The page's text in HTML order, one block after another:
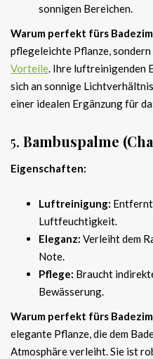
sonnigen Bereichen.
Warum perfekt fürs
pflegeleichte Pflanze,
Vorteile. Ihre luftreinigenden
sich an sonnige
einer idealen Ergänzung für
5. Bambuspalme
Eigenschaften:
Luftreinigung:
Luftfeuchtigkeit.
Eleganz: Verleiht dem
Note.
Pflege: Braucht
Bewässerung.
Warum perfekt fürs
elegante Pflanze, die dem
Atmosphäre verleiht. Sie ist